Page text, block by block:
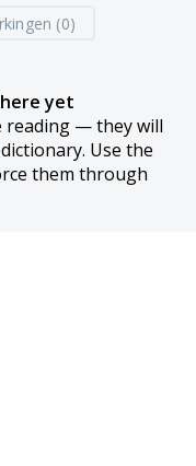
(0)
yet
reading — they will
Use the
them through